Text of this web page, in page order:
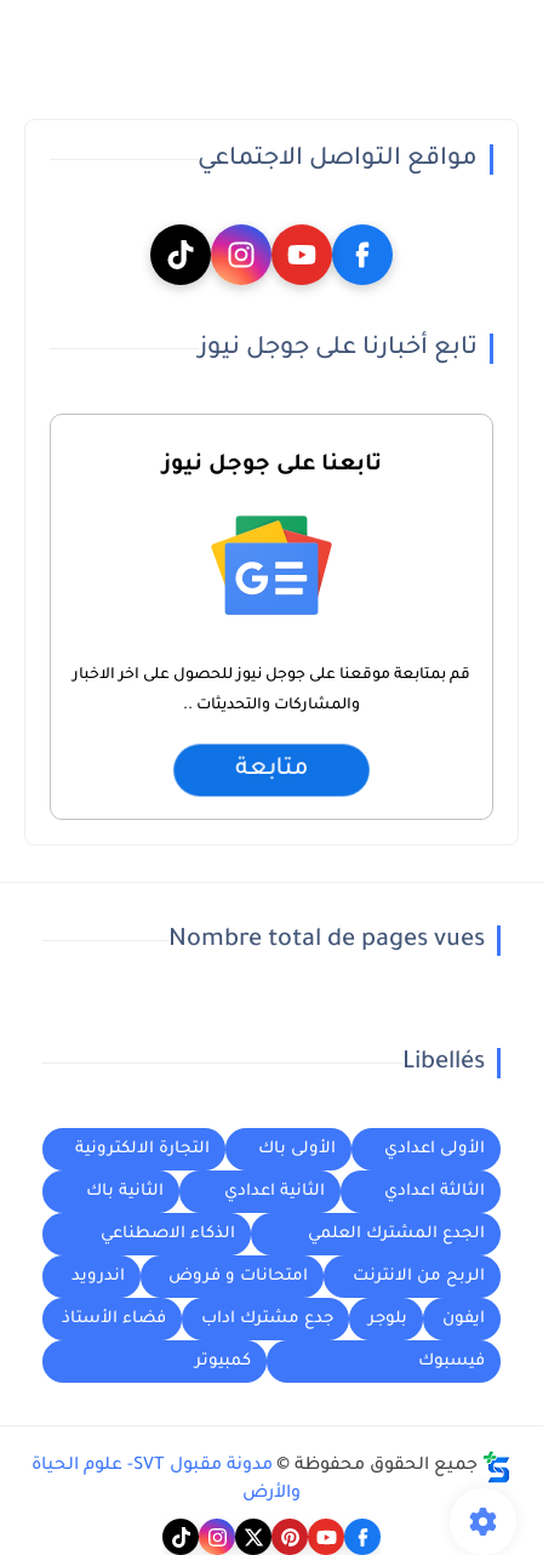
مواقع التواصل الاجتماعي
تابع أخبارنا على جوجل نيوز
تابعنا على جوجل نيوز
قم بمتابعة موقعنا على جوجل نيوز للحصول على اخر الاخبار
والمشاركات والتحديثات ..
متابعة
Nombre total de pages vues
Libellés
الأولى اعدادي الأولى باك التجارة الالكترونية
الثالثة اعدادي الثانية اعدادي الثانية باك
الجدع المشترك العلمي الذكاء الاصطناعي
الربح من الانترنت امتحانات و فروض اندرويد
ايفون بلوجر جدع مشترك اداب فضاء الأستاذ
فيسبوك كمبيوتر
جميع الحقوق محفوظة ©
مدونة مقبول SVT- علوم الحياة
والأرض